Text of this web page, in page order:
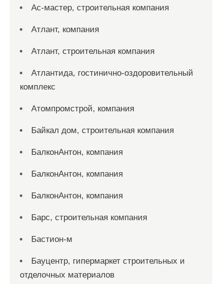
Ас-мастер, строительная компания
Атлант, компания
Атлант, строительная компания
Атлантида, гостинично-оздоровительный
комплекс
Атомпромстрой, компания
Байкал дом, строительная компания
БалконАнтон, компания
БалконАнтон, компания
БалконАнтон, компания
Барс, строительная компания
Бастион-м
Бауцентр, гипермаркет строительных и
отделочных материалов